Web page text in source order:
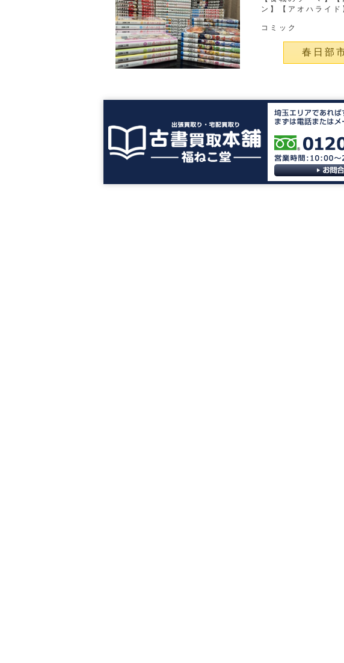
ン】【アオハライ
コミック
春日部